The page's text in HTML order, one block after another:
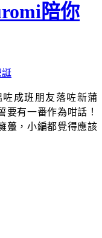
陪你
咗成班朋友落咗新蒲
要有一番作為咁話！
躉，小編都覺得應該